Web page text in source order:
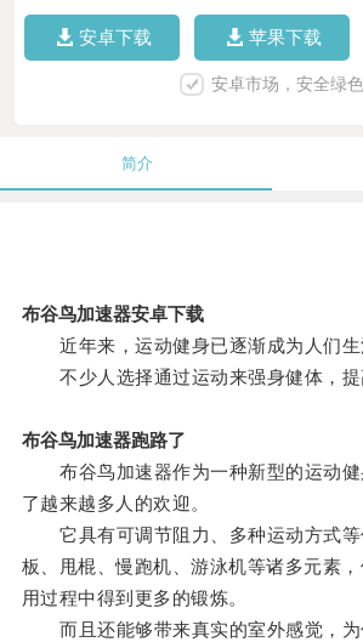
安卓下载 苹果下载
安卓市场，安全绿色
简介
布谷鸟加速器安卓下载
近年来，运动健身已逐渐成为人们生
不少人选择通过运动来强身健体，提
布谷鸟加速器跑路了
布谷鸟加速器作为一种新型的运动健
了越来越多人的欢迎。
它具有可调节阻力、多种运动方式等
板、甩棍、慢跑机、游泳机等诸多元素
用过程中得到更多的锻炼。
而且还能够带来真实的室外感觉，为